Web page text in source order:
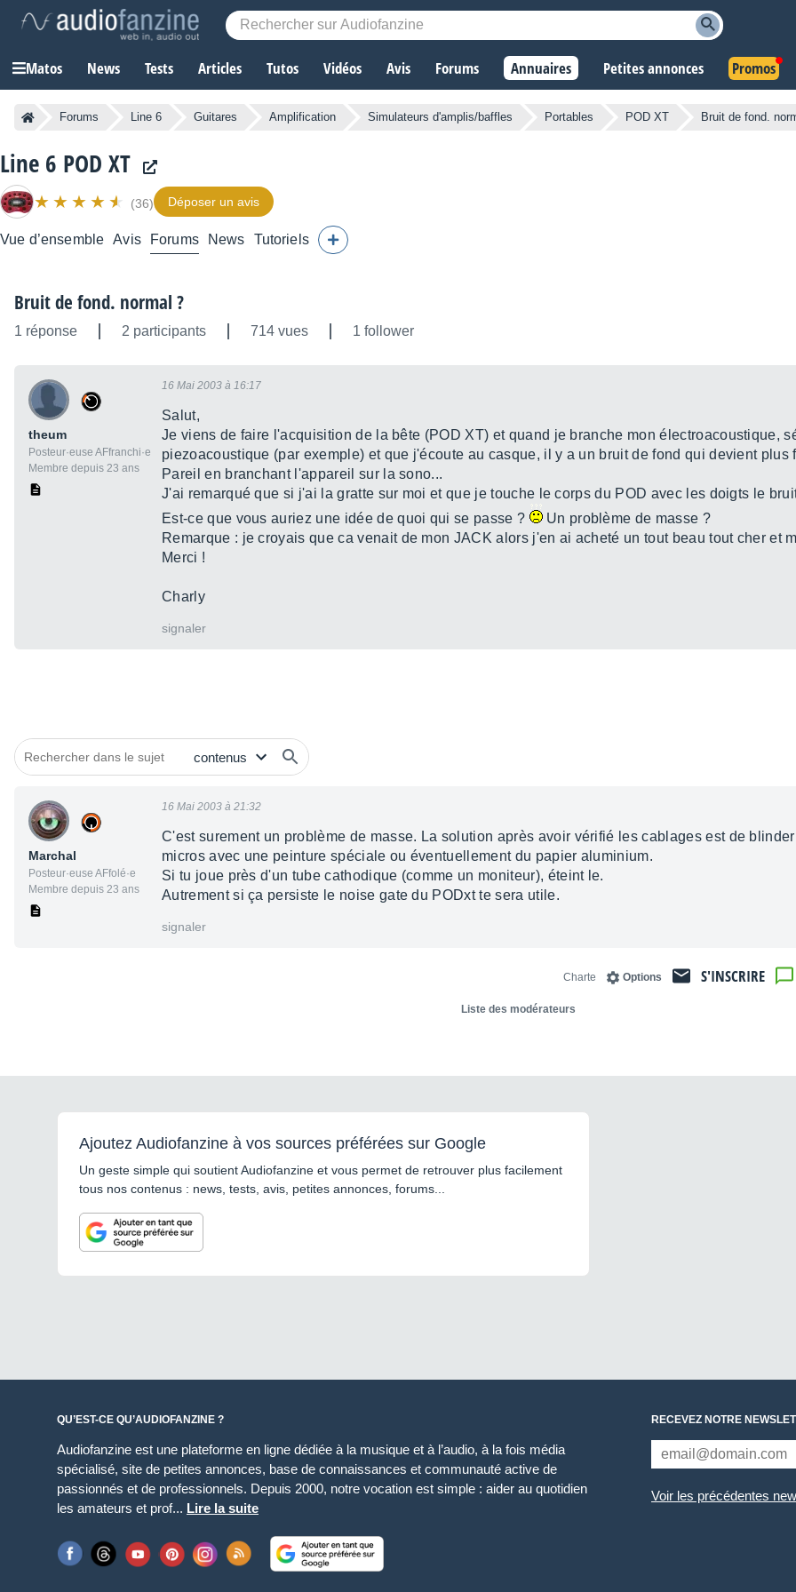
Matos News Tests Articles Tutos Vidéos Avis Forums Annuaires Petites annonces Promos
Forums Line 6 Guitares Amplification Simulateurs d'amplis/baffles Portables POD XT Bruit de fond.
Line 6 POD XT
(36) Déposer un avis
Vue d’ensemble Avis Forums News Tutoriels
Bruit de fond. normal ?
1 réponse 2 participants 714 vues 1 follower
theum
Posteur·euse AFfranchi·e
Membre depuis 23 ans
16 Mai 2003 à 16:17
Salut,
Je viens de faire l'acquisition de la bête (POD XT) et quand je branche mon électroacoustique,
piezoacoustique (par exemple) et que j'écoute au casque, il y a un bruit de fond qui devient plus
Pareil en branchant l'appareil sur la sono...
J'ai remarqué que si j'ai la gratte sur moi et que je touche le corps du POD avec les doigts le
Est-ce que vous auriez une idée de quoi qui se passe ?
Un problème de masse ?
Remarque : je croyais que ca venait de mon JACK alors j'en ai acheté un tout beau tout cher et
Merci !
Charly
signaler
Marchal
Posteur·euse AFfolé·e
Membre depuis 23 ans
16 Mai 2003 à 21:32
C'est surement un problème de masse. La solution après avoir vérifié les cablages est de
micros avec une peinture spéciale ou éventuellement du papier aluminium.
Si tu joue près d'un tube cathodique (comme un moniteur), éteint le.
Autrement si ça persiste le noise gate du PODxt te sera utile.
signaler
S'INSCRIRE
Options
Charte
Liste des modérateurs
Ajoutez Audiofanzine à vos sources préférées sur Google
Un geste simple qui soutient Audiofanzine et vous permet de retrouver plus facilement
tous nos contenus : news, tests, avis, petites annonces, forums...
QU’EST-CE QU’AUDIOFANZINE ?
Audiofanzine est une plateforme en ligne dédiée à la musique et à l’audio, à la fois média
spécialisé, site de petites annonces, base de connaissances et communauté active de
passionnés et de professionnels. Depuis 2000, notre vocation est simple : aider au quotidien
les amateurs et prof... Lire la suite
RECEVEZ NOTRE
Voir les précédentes